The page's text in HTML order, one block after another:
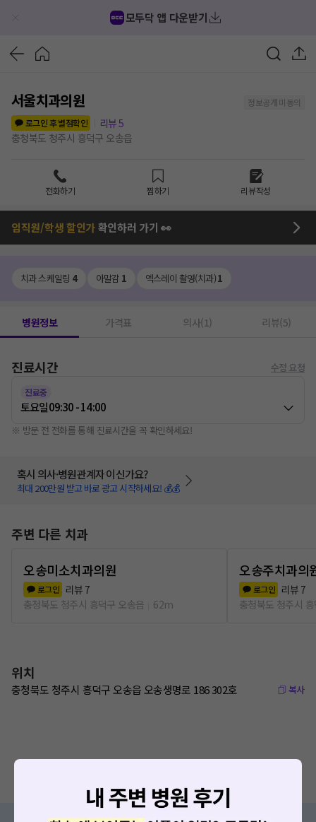
모두닥 앱 다운받기
서울치과의원
정보공개 미동의
로그인 후 별점확인
리뷰5
충청북도 청주시 흥덕구 오송읍
전화하기 찜하기 리뷰작성
임직원/학생 할인가확인하러 가기 👀
치과 스케일링 4 아말감 1 엑스레이 촬영(치과)1
병원정보 가격표 의사(1) 리뷰(5)
진료시간 수정 요청
진료중
토요일09:30 - 14:00
※ 방문 전 전화를 통해 진료시간을 꼭 확인하세요!
혹시 의사·병원관계자 이신가요?
최대 200만원 받고 바로 광고 시작하세요! 💰💰
주변 다른 치과
오송미소치과의원
로그인 리뷰 7
충청북도 청주시 흥덕구 오송읍
62m
오송주치과의
로그인 리뷰 7
충청북도 청주시
위치
충청북도 청주시 흥덕구 오송읍 오송생명로 186 302호 복사